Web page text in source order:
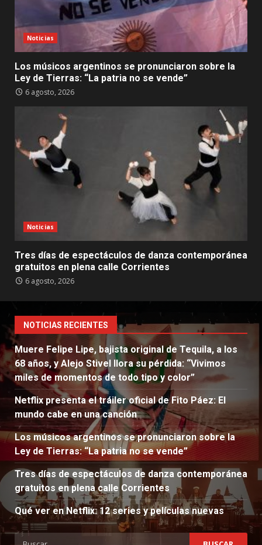
Noticias
Los músicos argentinos se pronunciaron sobre la
Ley de Tierras: “La patria no se vende”
6 agosto, 2026
Noticias
Tres días de espectáculos de danza contemporánea
gratuitos en plena calle Corrientes
6 agosto, 2026
NOTICIAS RECIENTES
Muere Felipe Lipe, bajista original de Tequila, a los
68 años, y Alejo Stivel llora su pérdida: “Vivimos
miles de momentos de todo tipo y color”
Netflix presenta el tráiler oficial de Fito Páez: El
mundo cabe en una canción
Los músicos argentinos se pronunciaron sobre la
Ley de Tierras: “La patria no se vende”
Tres días de espectáculos de danza contemporánea
gratuitos en plena calle Corrientes
Qué ver en Netflix: 12 series y películas nuevas
Buscar: